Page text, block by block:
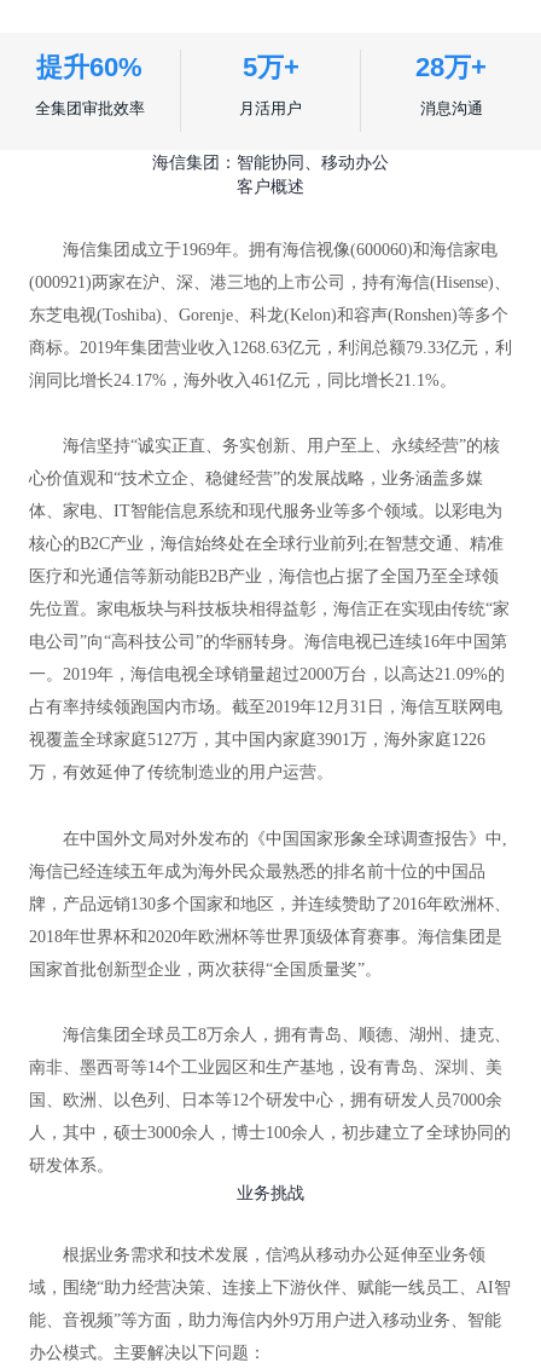
提升60%
全集团审批效率
5万+
月活用户
28万+
消息沟通
海信集团：智能协同、移动办公
客户概述
海信集团成立于1969年。拥有海信视像(600060)和海信家电
(000921)两家在沪、深、港三地的上市公司，持有海信(Hisense)、
东芝电视(Toshiba)、Gorenje、科龙(Kelon)和容声(Ronshen)等多个
商标。2019年集团营业收入1268.63亿元，利润总额79.33亿元，利
润同比增长24.17%，海外收入461亿元，同比增长21.1%。
海信坚持“诚实正直、务实创新、用户至上、永续经营”的核
心价值观和“技术立企、稳健经营”的发展战略，业务涵盖多媒
体、家电、IT智能信息系统和现代服务业等多个领域。以彩电为
核心的B2C产业，海信始终处在全球行业前列;在智慧交通、精准
医疗和光通信等新动能B2B产业，海信也占据了全国乃至全球领
先位置。家电板块与科技板块相得益彰，海信正在实现由传统“家
电公司”向“高科技公司”的华丽转身。海信电视已连续16年中国第
一。2019年，海信电视全球销量超过2000万台，以高达21.09%的
占有率持续领跑国内市场。截至2019年12月31日，海信互联网电
视覆盖全球家庭5127万，其中国内家庭3901万，海外家庭1226
万，有效延伸了传统制造业的用户运营。
在中国外文局对外发布的《中国国家形象全球调查报告》中,
海信已经连续五年成为海外民众最熟悉的排名前十位的中国品
牌，产品远销130多个国家和地区，并连续赞助了2016年欧洲杯、
2018年世界杯和2020年欧洲杯等世界顶级体育赛事。海信集团是
国家首批创新型企业，两次获得“全国质量奖”。
海信集团全球员工8万余人，拥有青岛、顺德、湖州、捷克、
南非、墨西哥等14个工业园区和生产基地，设有青岛、深圳、美
国、欧洲、以色列、日本等12个研发中心，拥有研发人员7000余
人，其中，硕士3000余人，博士100余人，初步建立了全球协同的
研发体系。
业务挑战
根据业务需求和技术发展，信鸿从移动办公延伸至业务领
域，围绕“助力经营决策、连接上下游伙伴、赋能一线员工、AI智
能、音视频”等方面，助力海信内外9万用户进入移动业务、智能
办公模式。主要解决以下问题：